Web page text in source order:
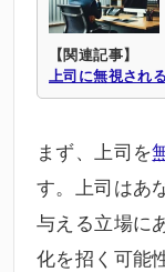
【関連記事】
上司に無視される
まず、上司を
す。上司はあ
与える立場に
化を招く可能